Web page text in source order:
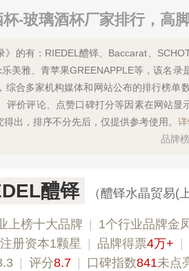
-玻璃酒杯厂家排行，高
的有：RIEDEL醴铎、Baccarat、
美雅、青苹果GREENAPPLE等，该名
合多家机构媒体和网站公布的排行榜单
价评论、点赞口碑打分等因素在网站
出，排序不分先后，仅提供参考使用。
品牌
醴铎 （醴铎水晶贸易(
上榜十大品牌 1个行业品牌金
注册资本1颗星 品牌得票4万+
评分8.7 口碑指数841未点